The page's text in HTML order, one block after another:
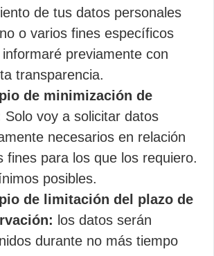
de tus datos personales
o varios fines específicos
previamente con
transparencia.
de minimización de
Solo voy a solicitar datos
necesarios en relación
fines para los que los requiero.
posibles.
de limitación del plazo de
los datos serán
durante no más tiempo